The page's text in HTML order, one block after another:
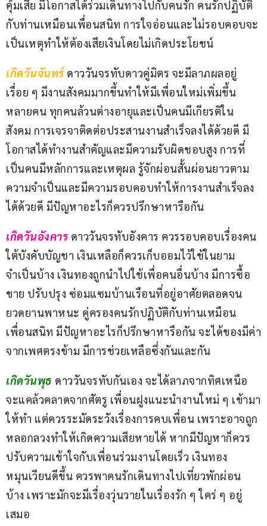
คุ้มเสีย มีโอกาสได้ร่วมเดินทางไปกับคนรัก คนรักปฏิบัติ
กับท่านเหมือนเพื่อนสนิท การใจอ่อนและไม่รอบคอบจะ
เป็นเหตุทำให้ต้องเสียเงินโดยไม่เกิดประโยชน์
เกิดวันจันทร์ ดาววันจรทับดาวคู่มิตร จะมีลาภผลอยู่
เรื่อย ๆ มีงานสังคมมากขึ้นทำให้มีเพื่อนใหม่เพิ่มขึ้น
หลายคน ทุกคนล้วนต่างอายุและเป็นคนมีเกียรติใน
สังคม การเจรจาติดต่อประสานงานสำเร็จลงได้ด้วยดี มี
โอกาสได้ทำงานสำคัญและมีความรับผิดชอบสูง การที่
เป็นคนมีหลักการและเหตุผล รู้จักผ่อนสั้นผ่อนยาวตาม
ความจำเป็นและมีความรอบคอบทำให้การงานสำเร็จลง
ได้ด้วยดี มีปัญหาอะไรก็ควรปรึกษาหารือกัน
เกิดวันอังคาร ดาววันจรทับอังคาร ควรรอบคอบเรื่องคน
ใต้บังคับบัญชา เงินเหลือก็ควรเก็บออมไว้ใช้ในยาม
จำเป็นบ้าง เงินทองถูกนำไปใช้เพื่อคนอื่นบ้าง มีการซื้อ
ขาย ปรับปรุง ซ่อมแซมบ้านเรือนที่อยู่อาศัยตลอดจน
ยวดยานพาหนะ คู่ครองคนรักปฏิบัติกับท่านเหมือน
เพื่อนสนิท มีปัญหาอะไรก็ปรึกษาหารือกัน จะได้ของมีค่า
จากเพศตรงข้าม มีการช่วยเหลือซึ่งกันและกัน
เกิดวันพุธ ดาววันจรทับกันเอง จะได้ลาภจากทิศเหนือ
จะแคล้วคลาดจากศัตรู เพื่อนฝูงแนะนำงานใหม่ ๆ เข้ามา
ให้ทำ แต่ควรระมัดระวังเรื่องการคบเพื่อน เพราะอาจถูก
หลอกลวงทำให้เกิดความเสียหายได้ หากมีปัญหาก็ควร
ปรับความเข้าใจกับเพื่อนร่วมงานโดยเร็ว เงินทอง
หมุนเวียนดีขึ้น ควรพาคนรักเดินทางไปเที่ยวพักผ่อน
บ้าง เพราะมักจะมีเรื่องวุ่นวายในเรื่องรัก ๆ ใคร่ ๆ อยู่
เสมอ